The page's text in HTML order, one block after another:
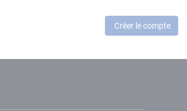
Créer le compte